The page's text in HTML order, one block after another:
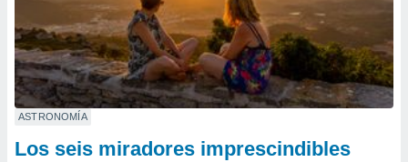
ASTRONOMÍA
Los seis miradores imprescindibles